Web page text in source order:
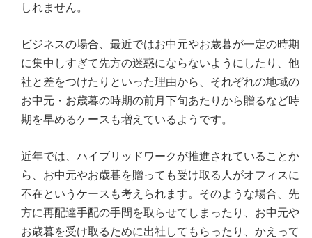
しれません。
ビジネスの場合、最近ではお中元やお歳暮が一定の時期
に集中しすぎて先方の迷惑にならないようにしたり、他
社と差をつけたりといった理由から、それぞれの地域の
お中元・お歳暮の時期の前月下旬あたりから贈るなど時
期を早めるケースも増えているようです。
近年では、ハイブリッドワークが推進されていることか
ら、お中元やお歳暮を贈っても受け取る人がオフィスに
不在というケースも考えられます。そのような場合、先
方に再配達手配の手間を取らせてしまったり、お中元や
お歳暮を受け取るために出社してもらったり、かえって